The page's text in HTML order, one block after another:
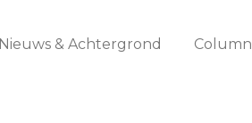
Nieuws & Achtergrond